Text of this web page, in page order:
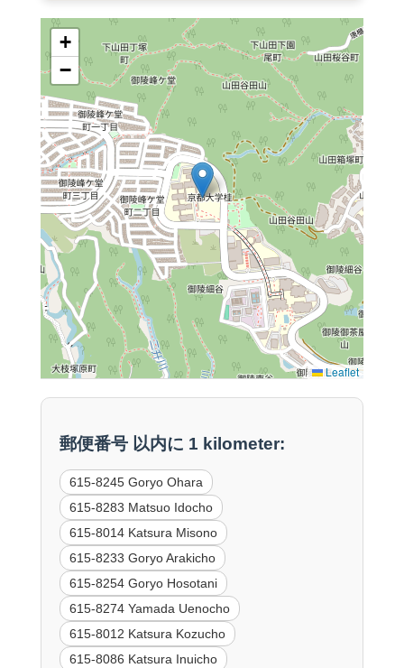
+
−
Leaflet
郵便番号 以内に 1 kilometer:
615-8245 Goryo Ohara
615-8283 Matsuo Idocho
615-8014 Katsura Misono
615-8233 Goryo Arakicho
615-8254 Goryo Hosotani
615-8274 Yamada Uenocho
615-8012 Katsura Kozucho
615-8086 Katsura Inuicho